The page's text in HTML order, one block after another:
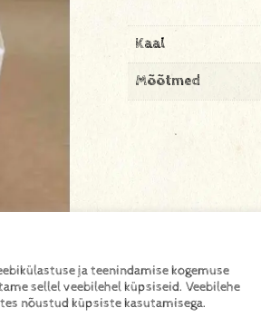
Kaal
Mõõtmed
ja teenindamise kogemuse
sellel veebilehel küpsiseid. Veebilehe
nõustud küpsiste kasutamisega.